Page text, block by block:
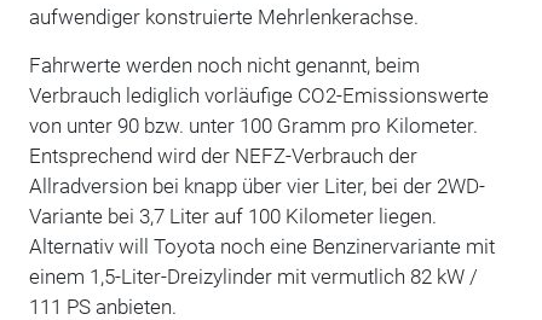
aufwendiger konstruierte Mehrlenkerachse.
Fahrwerte werden noch nicht genannt, beim
Verbrauch lediglich vorläufige CO2-Emissionswerte
von unter 90 bzw. unter 100 Gramm pro Kilometer.
Entsprechend wird der NEFZ-Verbrauch der
Allradversion bei knapp über vier Liter, bei der 2WD-
Variante bei 3,7 Liter auf 100 Kilometer liegen.
Alternativ will Toyota noch eine Benzinervariante mit
einem 1,5-Liter-Dreizylinder mit vermutlich 82 kW /
111 PS anbieten.